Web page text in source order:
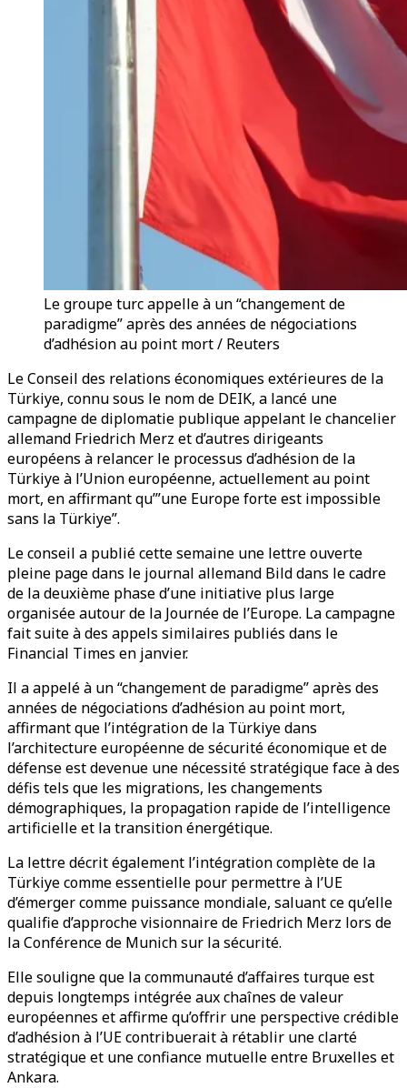
Le groupe turc appelle à un “changement de
paradigme” après des années de négociations
d’adhésion au point mort / Reuters
Le Conseil des relations économiques extérieures de la
Türkiye, connu sous le nom de DEIK, a lancé une
campagne de diplomatie publique appelant le chancelier
allemand Friedrich Merz et d’autres dirigeants
européens à relancer le processus d’adhésion de la
Türkiye à l’Union européenne, actuellement au point
mort, en affirmant qu’”une Europe forte est impossible
sans la Türkiye”.
Le conseil a publié cette semaine une lettre ouverte
pleine page dans le journal allemand Bild dans le cadre
de la deuxième phase d’une initiative plus large
organisée autour de la Journée de l’Europe. La campagne
fait suite à des appels similaires publiés dans le
Financial Times en janvier.
Il a appelé à un “changement de paradigme” après des
années de négociations d’adhésion au point mort,
affirmant que l’intégration de la Türkiye dans
l’architecture européenne de sécurité économique et de
défense est devenue une nécessité stratégique face à des
défis tels que les migrations, les changements
démographiques, la propagation rapide de l’intelligence
artificielle et la transition énergétique.
La lettre décrit également l’intégration complète de la
Türkiye comme essentielle pour permettre à l’UE
d’émerger comme puissance mondiale, saluant ce qu’elle
qualifie d’approche visionnaire de Friedrich Merz lors de
la Conférence de Munich sur la sécurité.
Elle souligne que la communauté d’affaires turque est
depuis longtemps intégrée aux chaînes de valeur
européennes et affirme qu’offrir une perspective crédible
d’adhésion à l’UE contribuerait à rétablir une clarté
stratégique et une confiance mutuelle entre Bruxelles et
Ankara.